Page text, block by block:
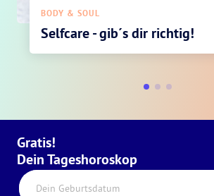
BODY & SOUL
Selfcare - gib´s dir richtig!
Gratis!
Dein Tageshoroskop
Dein Geburtsdatum